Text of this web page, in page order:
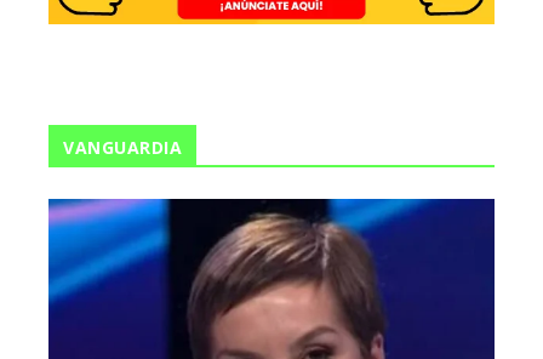
VANGUARDIA